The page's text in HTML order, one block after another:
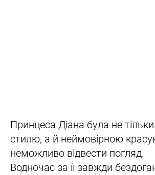
Принцеса Діана була не
стилю, а й неймовірною
неможливо відвести погляд.
Водночас за її завжди